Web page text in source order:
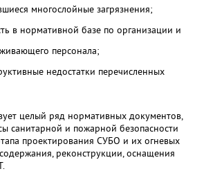
многослойные загрязнения;
в нормативной базе по организации и
персонала;
недостатки перечисленных
целый ряд нормативных документов,
санитарной и пожарной безопасности
проектирования СУБО и их огневых
реконструкции, оснащения